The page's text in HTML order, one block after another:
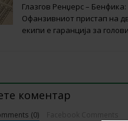
Глазгов Ренџерс – Бенфика:
Офанзивниот пристап на
екипи е гаранција за голови
коментар
(0)